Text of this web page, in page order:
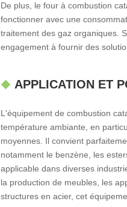
De plus, le four à combustion
fonctionner avec une
traitement des gaz organiques.
engagement à fournir des
APPLICATION ET
L'équipement de combustion
température ambiante, en
moyennes. Il convient
notamment le benzène, les
applicable dans diverses
la production de meubles, les
structures en acier, cet